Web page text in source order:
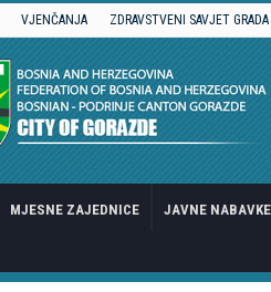
VJENČANJA ZDRAVSTVENI SAVJET GRADA
MJESNE ZAJEDNICE JAVNE